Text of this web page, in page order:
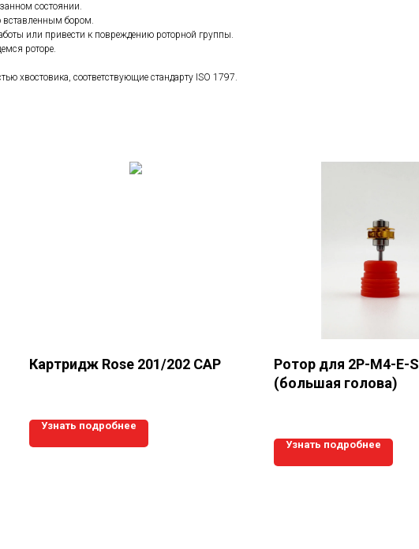
состоянии.
вставленным бором.
или привести к повреждению роторной группы.
роторе.
хвостовика, соответствующие стандарту ISO 1797.
Картридж Rose 201/202 CAP
Узнать подробнее
Ротор для 2P-M4-E-
(большая голова)
Узнать подробнее